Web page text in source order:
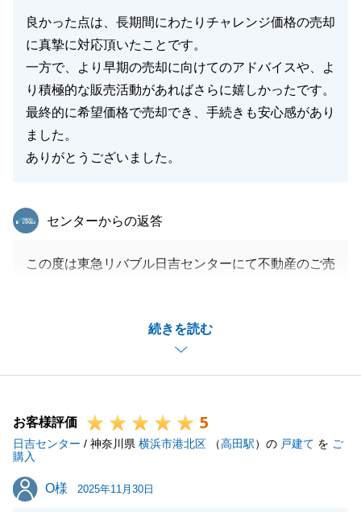
良かった点は、長期間にわたりチャレンジ価格の売却
に真摯に対応頂いたことです。
一方で、より早期の売却に向けてのアドバイスや、よ
り積極的な販売活動があればさらに嬉しかったです。
最終的に希望価格で売却でき、手続きも安心感があり
ました。
ありがとうございました。
続きを読む
東急リバブル
センターからの返答
この度は東急リバブル日吉センターにて不動産のご売
しかし、最終的にご納得いただける金額で成約するこ
とができ良かったです。
軽にご相談ください。
今後とも何卒よろしくお願いいたします。
お客様評価 5
日吉センター / 神奈川県 横浜市港北区 （高田駅）の 戸建て を ご
購入
O様
O様 2025年11月30日